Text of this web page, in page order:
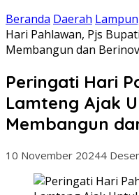
Beranda Daerah
Hari Pahlawan, Pjs
Membangun dan
Peringati Hari
Lamteng Ajak
Membangun
10 November 20244